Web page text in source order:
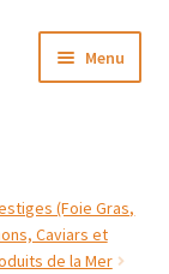
Menu
(Foie Gras,
Caviars et
de la Mer